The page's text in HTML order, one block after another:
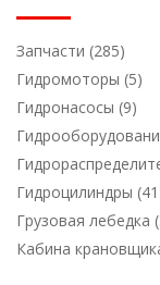
Запчасти (285)
Гидромоторы (5)
Гидронасосы (9)
Гидроцилиндры
Грузовая лебедка
Кабина